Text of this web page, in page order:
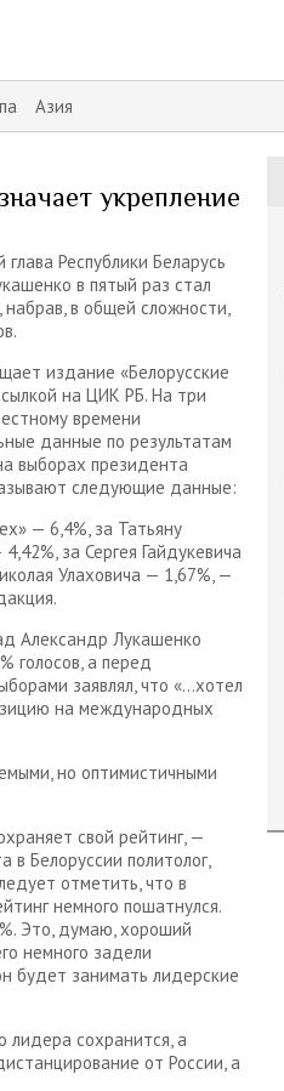
Азия
укрепление
Республики Беларусь
в пятый раз стал
в общей сложности,
издание «Белорусские
на ЦИК РБ. На три
времени
данные по результатам
выборах президента
следующие данные:
— 6,4%, за Татьяну
за Сергея Гайдукевича
Улаховича — 1,67%, —
Александр Лукашенко
голосов, а перед
заявлял, что «…хотел
на международных
но оптимистичными
свой рейтинг, —
в Белоруссии политолог,
отметить, что в
немного пошатнулся.
Это, думаю, хороший
немного задели
будет занимать лидерские
лидера сохранится, а
от России, а